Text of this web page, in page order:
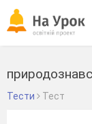
Тести Тест